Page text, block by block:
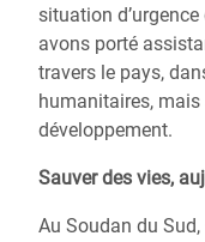
situation
avons porté
travers le pays,
humanitaires,
développement.
Sauver des vies,
Au Soudan du